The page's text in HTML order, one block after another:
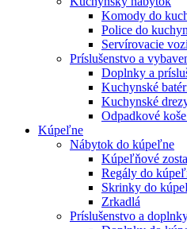
Komody do
Police do
Servírovacie
Príslušenstvo a
Doplnky a
Kuchynské
Kuchynské
Odpadkové
Kúpeľne
Nábytok do kúpeľne
Kúpeľňové
Regály do
Skrinky do
Zrkadlá
Príslušenstvo a